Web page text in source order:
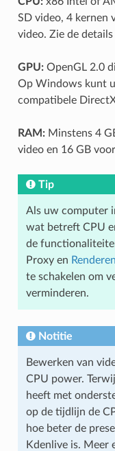
SD video, 4 kernen
video. Zie de
GPU:OpenGL 2.0
Op Windows kunt
compatibele
RAM:Minstens 4
video en 16 GB
Tip
Als uw computer
wat betreft CPU
de
Proxyen
te schakelen om
verminderen.
Notitie
Bewerken van
CPU power.
heeft met
op de tijdlijn de
hoe beter de
Kdenlive is. Meer